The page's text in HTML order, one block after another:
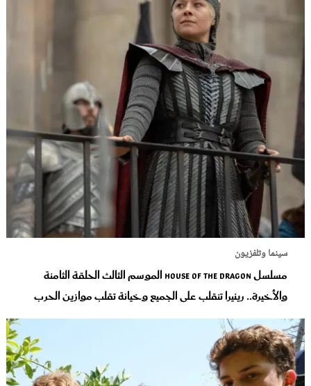
سينما وتلفزيون
مسلسل House of the Dragon الموسم الثالث الحلقة الثامنة
والأخيرة.. رينيرا تنقلب على الجميع وخيانة تقلب موازين الحرب